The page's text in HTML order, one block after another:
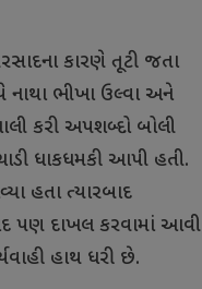
કારણે તૂટી જતા
ભીખા ઉલ્વા અને
કરી અપશબ્દો બોલી
ધાકધમકી આપી હતી.
હતા ત્યારબાદ
પણ દાખલ કરવામાં આવી
હાથ ધરી છે.